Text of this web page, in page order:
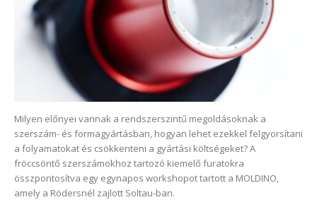
Milyen előnyei vannak a rendszerszintű megoldásoknak a
szerszám- és formagyártásban, hogyan lehet ezekkel felgyorsítani
a folyamatokat és csökkenteni a gyártási költségeket? A
fröccsöntő szerszámokhoz tartozó kiemelő furatokra
összpontosítva egy egynapos workshopot tartott a MOLDINO,
amely a Rödersnél zajlott Soltau-ban.